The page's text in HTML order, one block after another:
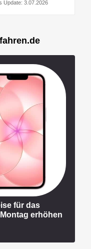
Update: 3.07.2026
für das
erhöhen